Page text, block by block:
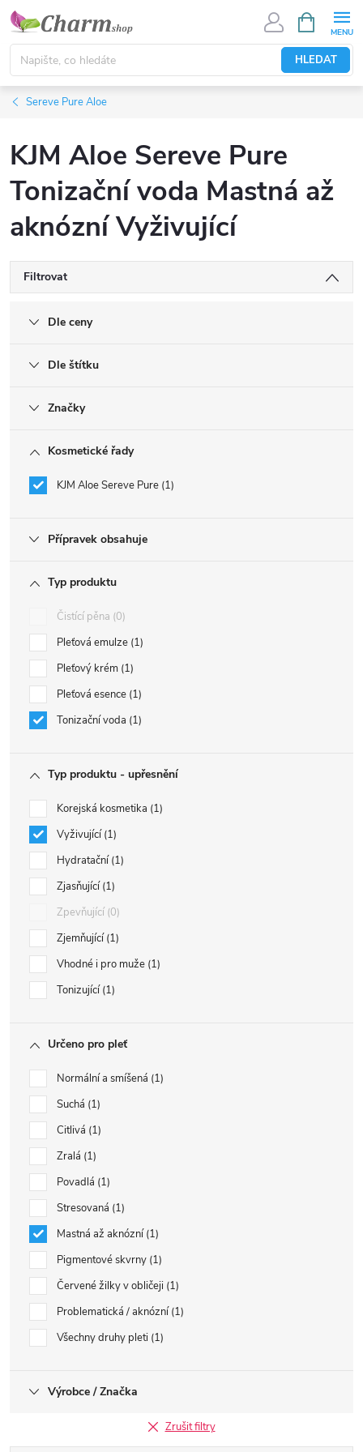
Přejít
obsah
HLEDAT
NÁKUPNÍ
KOŠÍK
Sereve Pure Aloe
KJM Aloe Sereve Pure
Tonizační voda Mastná až
aknózní Vyživující
Filtrovat
Dle ceny
Dle štítku
Značky
Kosmetické řady
KJM Aloe Sereve Pure 1
Přípravek obsahuje
Typ produktu
Čistící pěna 0
Pleťová emulze 1
Pleťový krém 1
Pleťová esence 1
Tonizační voda 1
Typ produktu - upřesnění
Korejská kosmetika 1
Vyživující 1
Hydratační 1
Zjasňující 1
Zpevňující 0
Zjemňující 1
Vhodné i pro muže 1
Tonizující 1
Určeno pro pleť
Normální a smíšená 1
Suchá 1
Citlivá 1
Zralá 1
Povadlá 1
Stresovaná 1
Mastná až aknózní 1
Pigmentové skvrny 1
Červené žilky v obličeji 1
Problematická / aknózní 1
Všechny druhy pleti 1
Výrobce / Značka
Zrušit filtry